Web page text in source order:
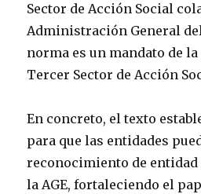
Sector de Acción Social
Administración General del
norma es un mandato de la
Tercer Sector de Acción
En concreto, el texto
para que las entidades
reconocimiento de
la AGE, fortaleciendo el